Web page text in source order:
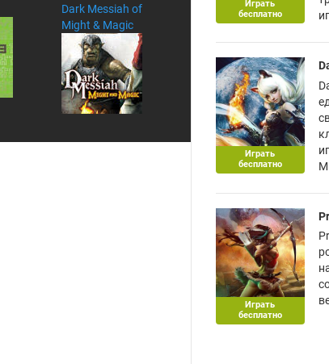
Dark Messiah of
Might & Magic
Играть
бесплатно
Играть
бесплатно
Играть
бесплатно